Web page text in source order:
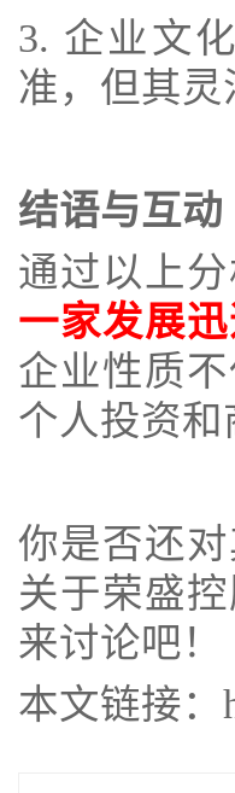
3. 企业文
准，但其
结语与互动
通过以上分
一家发展
企业性质
个人投资
你是否还
关于荣盛
来讨论吧！
本文链接：